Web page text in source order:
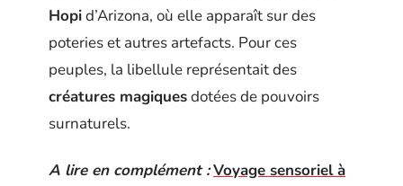
Hopid’Arizona, où elle apparaît sur des
poteries et autres artefacts. Pour ces
peuples, la libellule représentait des
créatures magiquesdotées de pouvoirs
surnaturels.
A lire en complément :Voyage sensoriel à